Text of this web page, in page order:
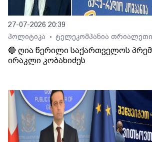
27-07-2026 20:39
პოლიტიკა
• ტელეკომპანია
🔴 ღია წერილი საქართველოს
ირაკლი კობახიძეს